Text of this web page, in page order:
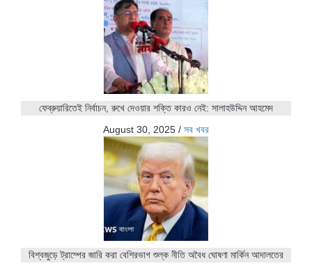
ফেব্রুয়ারিতেই নির্বাচন, রুখে দেওয়ার শক্তি কারও নেই: সালাহউদ্দিন আহমেদ
August 30, 2025 / সব খবর
বিশ্বজুড়ে ট্রাম্পের জারি করা বেশিরভাগ শুল্ক নীতি অবৈধ ঘোষণা মার্কিন আদালতের